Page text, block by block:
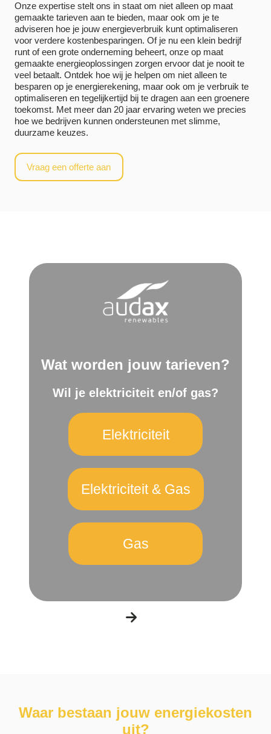
Onze expertise stelt ons in staat om niet alleen op maat
gemaakte tarieven aan te bieden, maar ook om je te
adviseren hoe je jouw energieverbruik kunt optimaliseren
voor verdere kostenbesparingen. Of je nu een klein bedrijf
runt of een grote onderneming beheert, onze op maat
gemaakte energieoplossingen zorgen ervoor dat je nooit te
veel betaalt. Ontdek hoe wij je helpen om niet alleen te
besparen op je energierekening, maar ook om je verbruik te
optimaliseren en tegelijkertijd bij te dragen aan een groenere
toekomst. Met meer dan 20 jaar ervaring weten we precies
hoe we bedrijven kunnen ondersteunen met slimme,
duurzame keuzes.
Vraag een offerte aan
Wat worden jouw tarieven?
Wil je elektriciteit en/of gas?
Elektriciteit
Elektriciteit & Gas
Gas
Waar bestaan jouw energiekosten
uit?